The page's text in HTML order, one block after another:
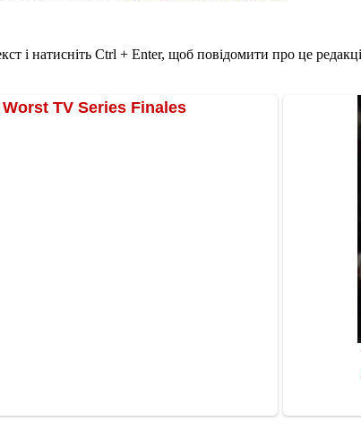
і натисніть Ctrl + Enter, щоб повідомити про це